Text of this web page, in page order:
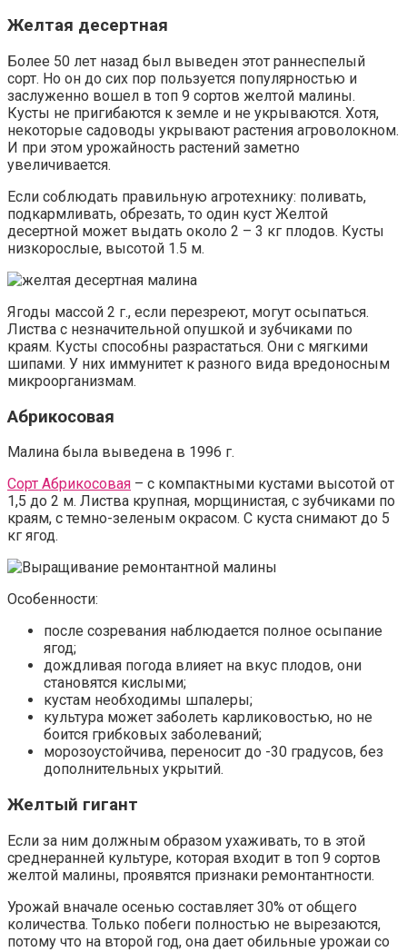
Желтая десертная
Более 50 лет назад был выведен этот раннеспелый
сорт. Но он до сих пор пользуется популярностью и
заслуженно вошел в топ 9 сортов желтой малины.
Кусты не пригибаются к земле и не укрываются. Хотя,
некоторые садоводы укрывают растения агроволокном.
И при этом урожайность растений заметно
увеличивается.
Если соблюдать правильную агротехнику: поливать,
подкармливать, обрезать, то один куст Желтой
десертной может выдать около 2 – 3 кг плодов. Кусты
низкорослые, высотой 1.5 м.
Ягоды массой 2 г., если перезреют, могут осыпаться.
Листва с незначительной опушкой и зубчиками по
краям. Кусты способны разрастаться. Они с мягкими
шипами. У них иммунитет к разного вида вредоносным
микроорганизмам.
Абрикосовая
Малина была выведена в 1996 г.
Сорт Абрикосовая – с компактными кустами высотой от
1,5 до 2 м. Листва крупная, морщинистая, с зубчиками по
краям, с темно-зеленым окрасом. С куста снимают до 5
кг ягод.
Особенности:
после созревания наблюдается полное осыпание
ягод;
дождливая погода влияет на вкус плодов, они
становятся кислыми;
кустам необходимы шпалеры;
культура может заболеть карликовостью, но не
боится грибковых заболеваний;
морозоустойчива, переносит до -30 градусов, без
дополнительных укрытий.
Желтый гигант
Если за ним должным образом ухаживать, то в этой
среднеранней культуре, которая входит в топ 9 сортов
желтой малины, проявятся признаки ремонтантности.
Урожай вначале осенью составляет 30% от общего
количества. Только побеги полностью не вырезаются,
потому что на второй год, она дает обильные урожаи со